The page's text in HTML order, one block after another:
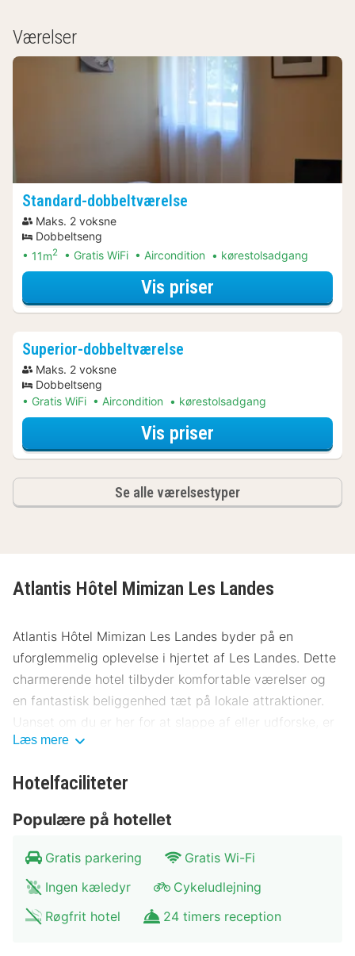
Værelser
Standard-dobbeltværelse
Maks. 2 voksne
Dobbeltseng
11m2 Gratis WiFi Aircondition kørestolsadgang
Vis priser
Superior-dobbeltværelse
Maks. 2 voksne
Dobbeltseng
Gratis WiFi
Aircondition kørestolsadgang
Vis priser
Se alle værelsestyper
Atlantis Hôtel Mimizan Les Landes
Atlantis Hôtel Mimizan Les Landes byder på en
uforglemmelig oplevelse i hjertet af Les Landes. Dette
charmerende hotel tilbyder komfortable værelser og
en fantastisk beliggenhed tæt på lokale attraktioner.
Uanset om du er her for at slappe af eller udforske, er
Atlantis Hôtel Mimizan Les Landes det perfekte valg.
Placering Atlantis Hôtel Mimizan Les
Landes
Atlantis Hôtel Mimizan Les Landes ligger ideelt
nem adgang til flere kulturelle og naturlige
seværdigheder. Hotellet ligger kun få minutters gang
fra de smukke sandstrande og den livlige promenade.
Læs mere
Hotelfaciliteter
Populære på hotellet
Gratis parkering
Gratis Wi-Fi
Ingen kæledyr
Cykeludlejning
Røgfrit hotel
24 timers reception